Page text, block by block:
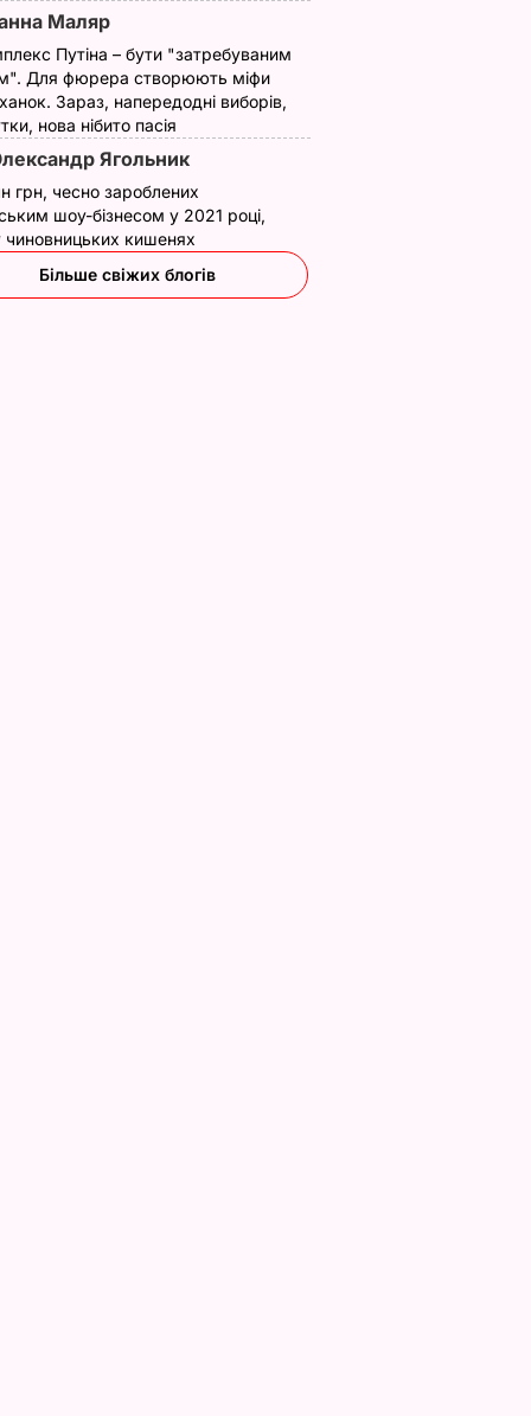
Маляр
Путіна – бути "затребуваним
Для фюрера створюють міфи
Зараз, напередодні виборів,
нова нібито пасія
Ягольник
грн, чесно зароблених
шоу-бізнесом у 2021 році,
чиновницьких кишенях
Більше свіжих блогів